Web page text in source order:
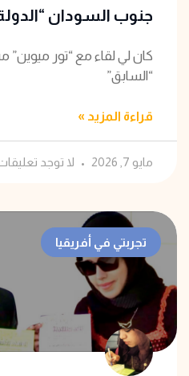
جنوب السودان “الدولة
كان لي لقاء مع “تور ميوين”
“السابق”
قراءة المزيد »
مايو 7, 2026 لا توجد
تجربتي في أفريقيا